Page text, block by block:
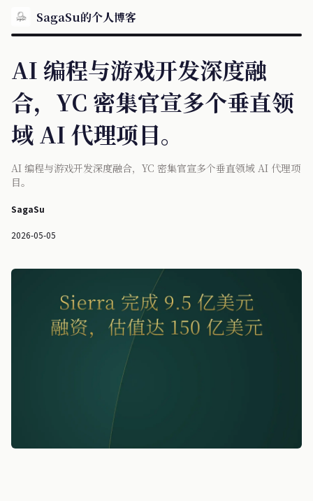
SagaSu的个人博客
AI 编程与游戏开发深度融
合，YC 密集官宣多个垂直领
域 AI 代理项目。
AI 编程与游戏开发深度融合，YC 密集官宣多个垂直领域 AI 代理项
目。
SagaSu
2026-05-05